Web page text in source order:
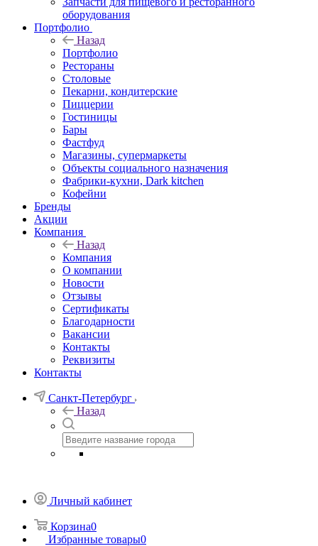
оборудования
Портфолио
Назад
Портфолио
Рестораны
Столовые
Пекарни, кондитерские
Пиццерии
Гостиницы
Бары
Фастфуд
Магазины, супермаркеты
Объекты социального назначения
Фабрики-кухни, Dark kitchen
Кофейни
Бренды
Акции
Компания
Назад
Компания
О компании
Новости
Отзывы
Сертификаты
Благодарности
Вакансии
Контакты
Реквизиты
Контакты
Санкт-Петербург
Назад
Личный кабинет
Корзина0
Избранные товары0